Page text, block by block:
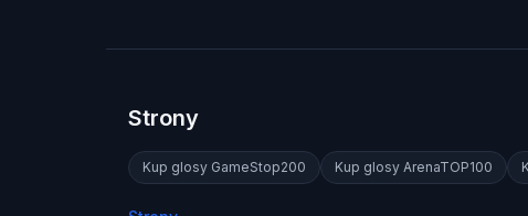
Strony
Kup glosy GameStop200 Kup glosy ArenaTOP100